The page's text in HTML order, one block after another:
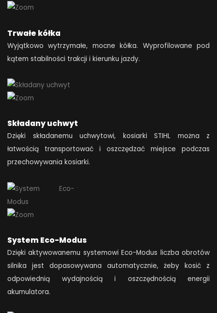
Trwałe kółka
Wyjątkowo wytrzymałe, mocne kółka. Wyprofilowane pod
kątem stabilności trakcji i kierunku jazdy.
Składany uchwyt
Dzięki składanemu uchwytowi, kosiarki STIHL można z
łatwością transportować i oszczędzać miejsce podczas
przechowywania kosiarki.
System Eco-Modus
Dzięki aktywowanemu systemowi Eco-Modus liczba obrotów
silnika jest dopasowywana automatycznie, żeby kosić z
odpowiednią wydajnością i oszczędnością energii
akumulatora.